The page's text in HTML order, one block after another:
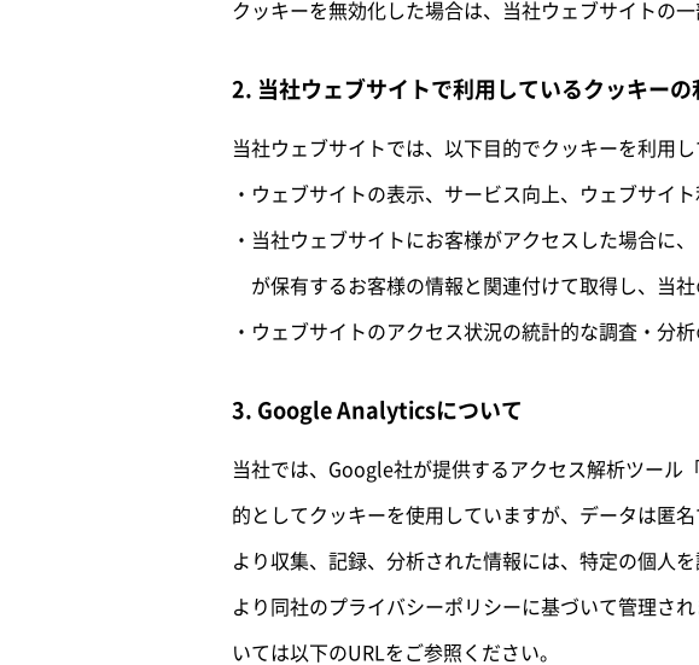
クッキーを無効化した場合は、当社ウェブサイトの
2. 当社ウェブサイトで利用しているクッキーの
当社ウェブサイトでは、以下目的でクッキーを利用し
ウェブサイトの表示、サービス向上、ウェブサイ
当社ウェブサイトにお客様がアクセスした場合に
が保有するお客様の情報と関連付けて取得し、当
ウェブサイトのアクセス状況の統計的な調査・分
3. Google Analyticsについて
当社では、Google社が提供するアクセス解析ツー
的としてクッキーを使用していますが、データは匿
より収集、記録、分析された情報には、特定の個人
より同社のプライバシーポリシーに基づいて管理さ
いては以下のURLをご参照ください。